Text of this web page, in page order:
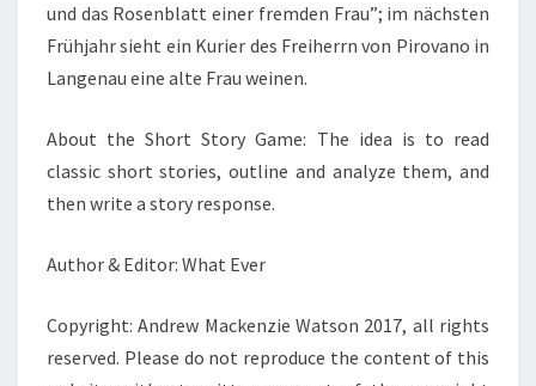
und das Rosenblatt einer fremden Frau”; im nächsten
Frühjahr sieht ein Kurier des Freiherrn von Pirovano in
Langenau eine alte Frau weinen.
About the Short Story Game: The idea is to read
classic short stories, outline and analyze them, and
then write a story response.
Author & Editor: What Ever
Copyright: Andrew Mackenzie Watson 2017, all rights
reserved. Please do not reproduce the content of this